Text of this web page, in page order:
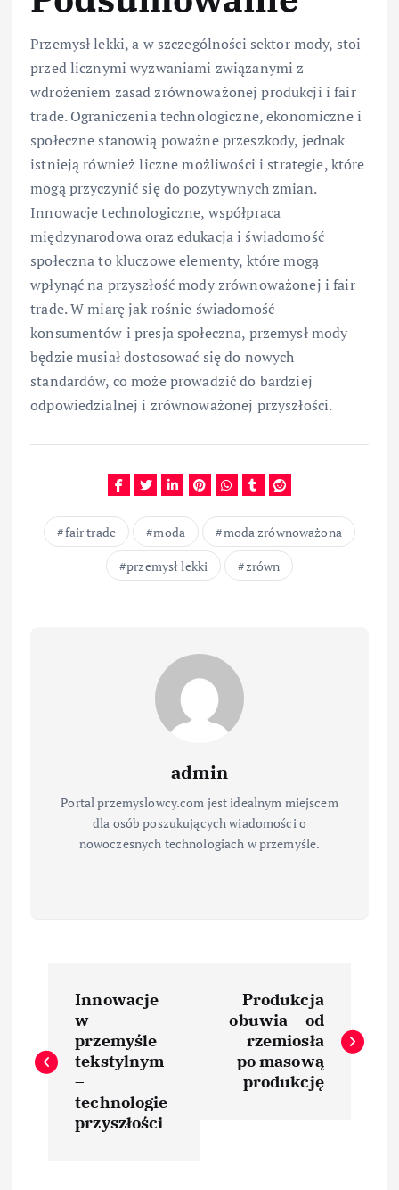
Przemysł lekki, a w szczególności sektor mody, stoi
przed licznymi wyzwaniami związanymi z
wdrożeniem zasad zrównoważonej produkcji i fair
trade. Ograniczenia technologiczne, ekonomiczne i
społeczne stanowią poważne przeszkody, jednak
istnieją również liczne możliwości i strategie, które
mogą przyczynić się do pozytywnych zmian.
Innowacje technologiczne, współpraca
międzynarodowa oraz edukacja i świadomość
społeczna to kluczowe elementy, które mogą
wpłynąć na przyszłość mody zrównoważonej i fair
trade. W miarę jak rośnie świadomość
konsumentów i presja społeczna, przemysł mody
będzie musiał dostosować się do nowych
standardów, co może prowadzić do bardziej
odpowiedzialnej i zrównoważonej przyszłości.
fair trade moda
moda zrównoważona
przemysł lekki
zrówn
admin
Portal przemyslowcy.com jest idealnym miejscem
dla osób poszukujących wiadomości o
nowoczesnych technologiach w przemyśle.
w
Innowacje
w
przemyśle
tekstylnym
–
technologie
przyszłości
Produkcja
obuwia – od
rzemiosła
po masową
produkcję